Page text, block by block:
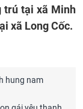
trú tại xã Minh
xã Long Cốc.
hung nam